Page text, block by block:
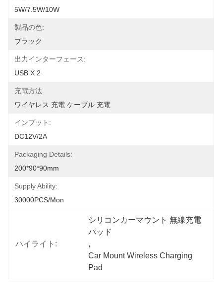
5W/7.5W/10W
製品の色:
ブラック
出力インターフェース:
USB X 2
充電方法:
ワイヤレス 充電 ケーブル 充電
インプット:
DC12V/2A
Packaging Details:
200*90*90mm
Supply Ability:
30000PCS/Mon
ハイライト:
シリコンカーマウント 無線充電
パッド
,
Car Mount Wireless Charging
Pad